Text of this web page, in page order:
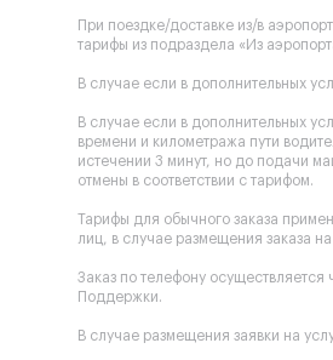
При поездке/доставке из/в
тарифы из подраздела «Из
В случае если в дополнительных
В случае если в дополнительных
времени и километража пути
истечении 3 минут, но до подачи
отмены в соответствии с тарифом.
Тарифы для обычного заказа
лиц, в случае размещения заказа
Заказ по телефону
Поддержки.
В случае размещения заявки на